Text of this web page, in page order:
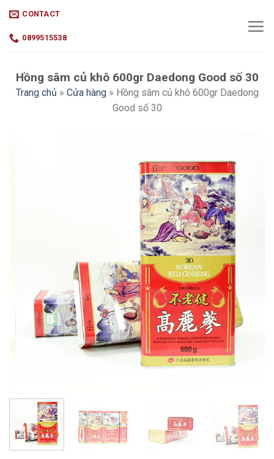
content
CONTACT
0899515538
Hồng sâm củ khô 600gr Daedong Good số 30
Trang chủ » Cửa hàng» Hồng sâm củ khô 600gr Daedong
Good số 30